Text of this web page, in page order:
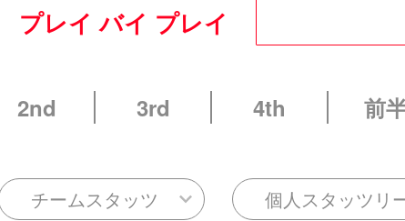
プレイ バイ プレイ
2nd 3rd 4th 前
チームスタッツ 個人スタッツリ